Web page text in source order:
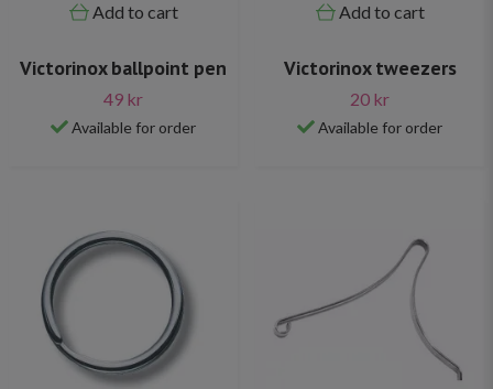
Add to cart
Victorinox ballpoint pen
49 kr
Available for order
Add to cart
Victorinox tweezers
20 kr
Available for order